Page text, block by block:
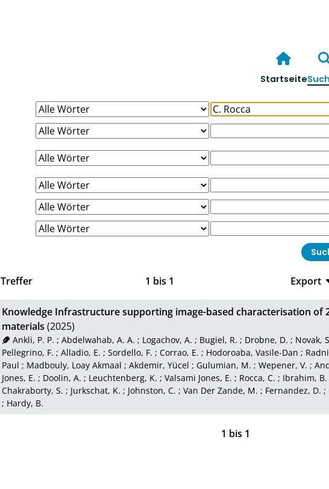
Startseite
Treffer 1 bis 1
Export
CSV
XML
Knowledge Infrastructure supporting image-based characterisation of
materials (2025)
Ankli, P. P. ;Abdelwahab, A. A. ; Logachov, A. ; Bugiel, R. ; Drobne, D. ; Novak,
Pellegrino, F. ; Alladio, E. ; Sordello, F. ; Corrao, E. ; Hodoroaba, Vasile-Dan ;
Paul ; Madbouly, Loay Akmaal ; Akdemir, Yücel ; Gulumian, M. ; Wepener, V. ;
Jones, E. ; Doolin, A. ; Leuchtenberg, K. ; Valsami Jones, E. ; Rocca, C. ; Ibrahim, B.
Chakraborty, S. ; Jurkschat, K. ; Johnston, C. ; Van Der Zande, M. ; Fernandez, D. ;
; Hardy, B.
1 bis 1